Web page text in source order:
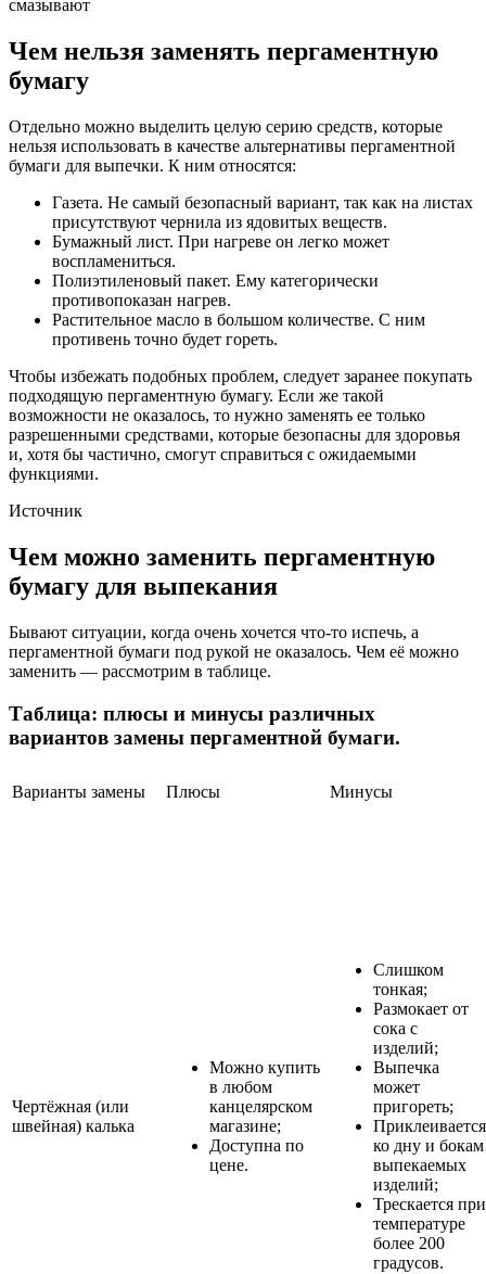
смазывают
Чем нельзя заменять пергаментную
бумагу
Отдельно можно выделить целую серию средств, которые
нельзя использовать в качестве альтернативы пергаментной
бумаги для выпечки. К ним относятся:
Газета. Не самый безопасный вариант, так как на листах
присутствуют чернила из ядовитых веществ.
Бумажный лист. При нагреве он легко может
воспламениться.
Полиэтиленовый пакет. Ему категорически
противопоказан нагрев.
Растительное масло в большом количестве. С ним
противень точно будет гореть.
Чтобы избежать подобных проблем, следует заранее покупать
подходящую пергаментную бумагу. Если же такой
возможности не оказалось, то нужно заменять ее только
разрешенными средствами, которые безопасны для здоровья
и, хотя бы частично, смогут справиться с ожидаемыми
функциями.
Источник
Чем можно заменить пергаментную
бумагу для выпекания
Бывают ситуации, когда очень хочется что-то испечь, а
пергаментной бумаги под рукой не оказалось. Чем её можно
заменить — рассмотрим в таблице.
Таблица: плюсы и минусы различных
вариантов замены пергаментной бумаги.
Варианты замены Плюсы Минусы
Чертёжная (или
швейная) калька
Можно купить
в любом
канцелярском
магазине;
Доступна по
цене.
Слишком
тонкая;
Размокает от
сока с
изделий;
Выпечка
может
пригореть;
Приклеивается
ко дну и бокам
выпекаемых
изделий;
Трескается при
температуре
более 200
градусов.